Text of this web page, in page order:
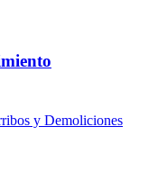
y Demoliciones